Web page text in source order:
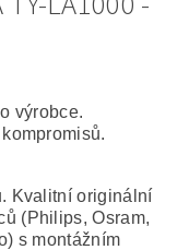
výrobce.
Kvalitní originální
(Philips, Osram,
s montážním